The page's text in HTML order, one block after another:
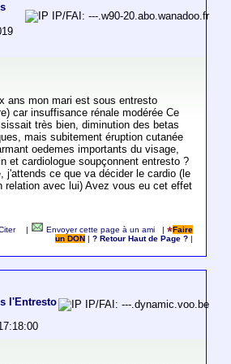
IP/FAI: ---.w90-20.abo.wanadoo.fr
ans mon mari est sous entresto
car insuffisance rénale modérée Ce
très bien, diminution des betas
mais subitement éruption cutanée
oedemes importants du visage,
et cardiologue soupçonnent entresto ?
j'attends ce que va décider le cardio (le
relation avec lui) Avez vous eu cet effet
Envoyer cette page à un ami |
Faire
un DON
|? Retour Haut de Page ?
l'Entresto
IP/FAI: ---.dynamic.voo.be